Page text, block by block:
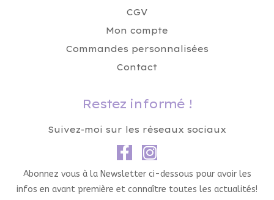
CGV
Mon compte
Commandes personnalisées
Contact
Restez informé !
Suivez-moi sur les réseaux sociaux
Abonnez vous à la Newsletter ci-dessous pour avoir les
infos en avant première et connaître toutes les actualités!